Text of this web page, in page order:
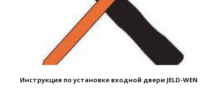
Инструкция по установке входной двери JELD-WEN